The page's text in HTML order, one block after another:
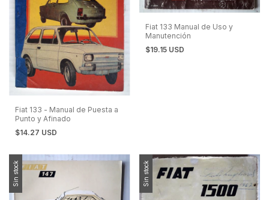
Fiat 133 - Manual de Puesta a
Punto y Afinado
$14.27 USD
Fiat 133 Manual de Uso y
Manutención
$19.15 USD
Sin stock Sin stock